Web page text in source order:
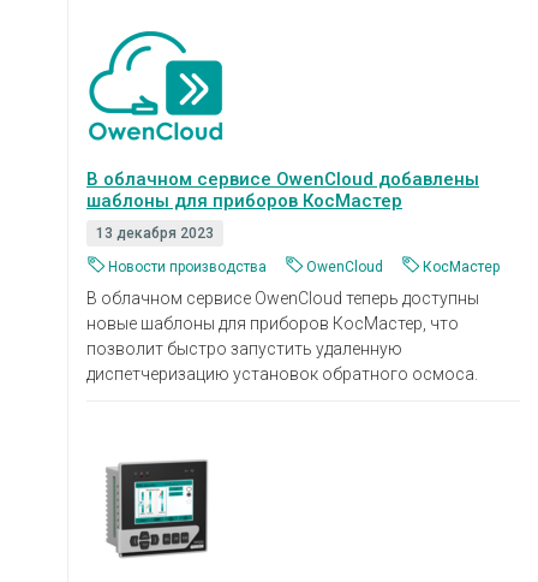
В облачном сервисе OwenCloud добавлены
шаблоны для приборов КосМастер
13 декабря 2023
Новости производства
OwenCloud КосМастер
В облачном сервисе OwenCloud теперь доступны
новые шаблоны для приборов КосМастер, что
позволит быстро запустить удаленную
диспетчеризацию установок обратного осмоса.